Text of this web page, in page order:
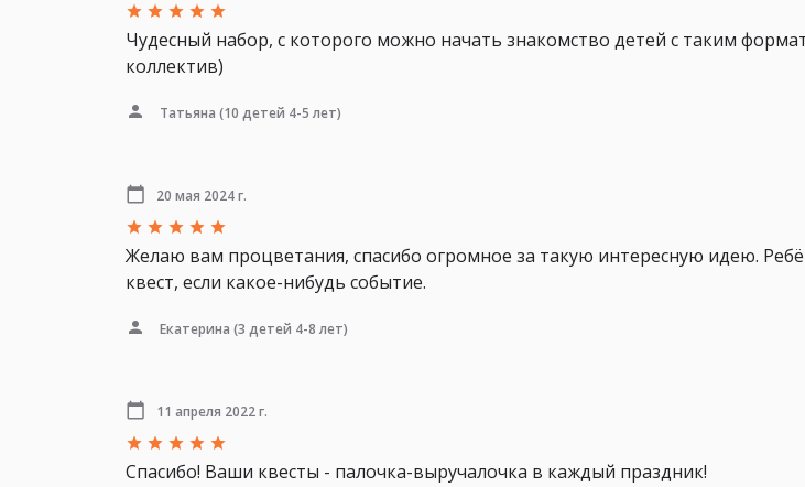
Чудесный набор, с которого можно начать знакомство детей с таким
коллектив)
Татьяна (10 детей 4-5 лет)
20 мая 2024 г.
Желаю вам процветания, спасибо огромное за такую интересную идею.
квест, если какое-нибудь событие.
Екатерина (3 детей 4-8 лет)
11 апреля 2022 г.
Спасибо! Ваши квесты - палочка-выручалочка в каждый праздник!